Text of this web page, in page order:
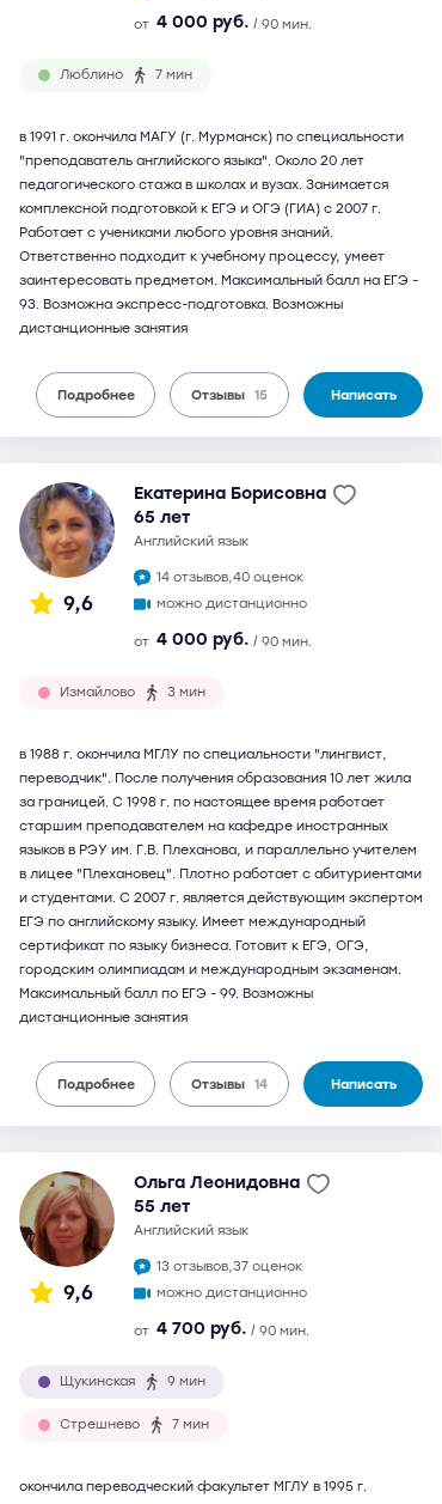
от 4 000 руб. / 90 мин.
Люблино 7 мин
в 1991 г. окончила МАГУ (г. Мурманск) по специальности
"преподаватель английского языка". Около 20 лет
педагогического стажа в школах и вузах. Занимается
комплексной подготовкой к ЕГЭ и ОГЭ (ГИА) с 2007 г.
Работает с учениками любого уровня знаний.
Ответственно подходит к учебному процессу, умеет
заинтересовать предметом. Максимальный балл на ЕГЭ -
93. Возможна экспресс-подготовка. Возможны
дистанционные занятия
Подробнее Отзывы 15 Написать
9,6
Екатерина Борисовна
65 лет
английский язык
14 отзывов,40 оценок
можно дистанционно
от 4 000 руб. / 90 мин.
Измайлово 3 мин
в 1988 г. окончила МГЛУ по специальности "лингвист,
переводчик". После получения образования 10 лет жила
за границей. С 1998 г. по настоящее время работает
старшим преподавателем на кафедре иностранных
языков в РЭУ им. Г.В. Плеханова, и параллельно учителем
в лицее "Плехановец". Плотно работает с абитуриентами
и студентами. С 2007 г. является действующим экспертом
ЕГЭ по английскому языку. Имеет международный
сертификат по языку бизнеса. Готовит к ЕГЭ, ОГЭ,
городским олимпиадам и международным экзаменам.
Максимальный балл по ЕГЭ - 99. Возможны
дистанционные занятия
Подробнее Отзывы 14 Написать
9,6
Ольга Леонидовна
55 лет
английский язык
13 отзывов,37 оценок
можно дистанционно
от 4 700 руб. / 90 мин.
Щукинская 9 мин
Стрешнево 7 мин
окончила переводческий факультет МГЛУ в 1995 г.